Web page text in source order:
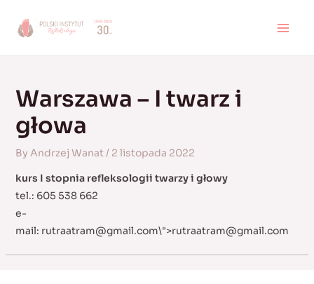
Warszawa – I twarz i
głowa
By Andrzej Wanat/ 2 listopada 2022
kurs I stopnia refleksologii twarzy i głowy
tel.: 605 538 662
e-
mail: rutraatram@gmail.com\">rutraatram@gmail.com